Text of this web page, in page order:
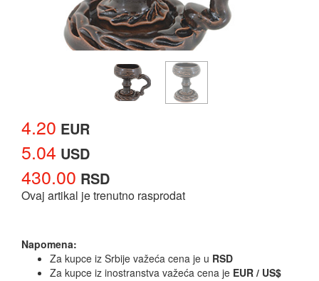
4.20 EUR
5.04 USD
430.00 RSD
Ovaj artikal je trenutno rasprodat
Napomena:
Za kupce iz Srbije važeća cena je u RSD
Za kupce iz inostranstva važeća cena je EUR / US$